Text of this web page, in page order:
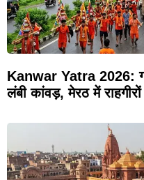
Kanwar Yatra 2026:
लंबी कांवड़, मेरठ में